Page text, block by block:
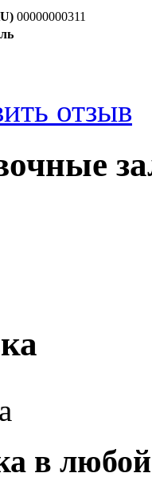
00000000311
отзыв
в